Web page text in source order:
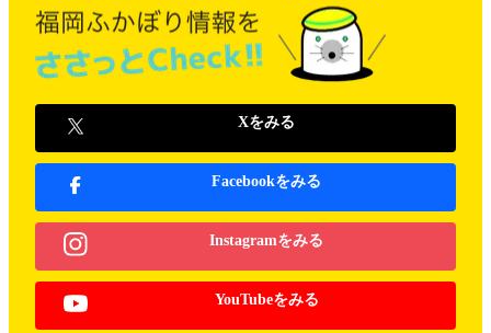
Xをみる
Facebookをみる
Instagramをみる
YouTubeをみる